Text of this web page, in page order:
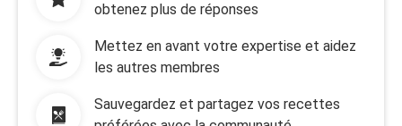
obtenez plus de réponses
Mettez en avant votre expertise et aidez
les autres membres
Sauvegardez et partagez vos recettes